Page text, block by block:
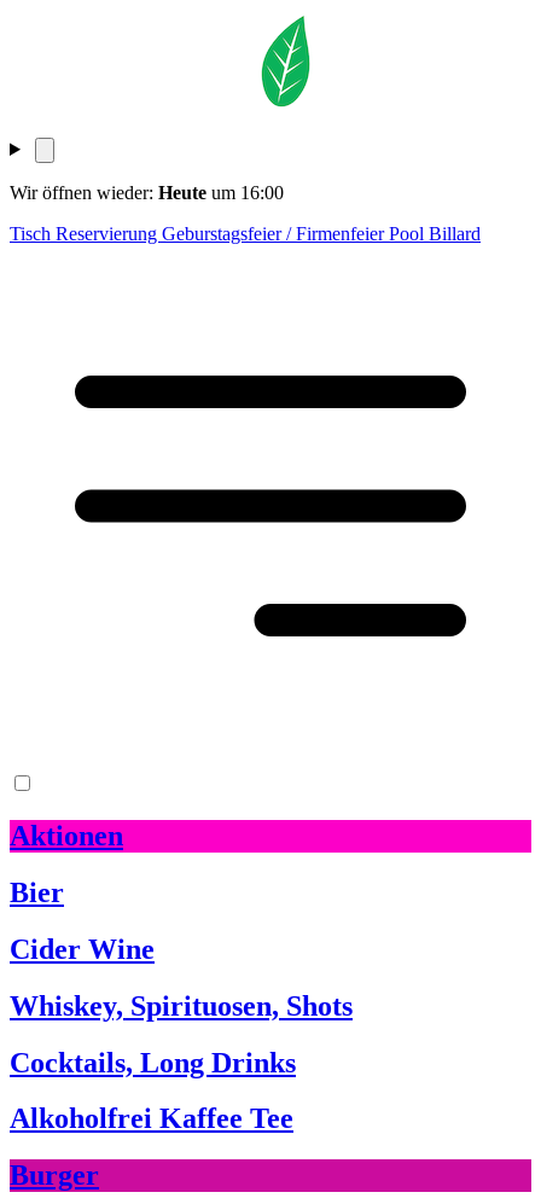
Wir öffnen wieder: Heute um 16:00
Tisch Reservierung Geburstagsfeier / FirmenfeierPool Billard
Aktionen
Bier
Cider Wine
Whiskey, Spirituosen, Shots
Cocktails, Long Drinks
Alkoholfrei Kaffee Tee
Burger